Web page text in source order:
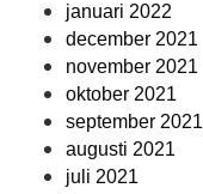
januari 2022
december 2021
november 2021
oktober 2021
september 2021
augusti 2021
juli 2021